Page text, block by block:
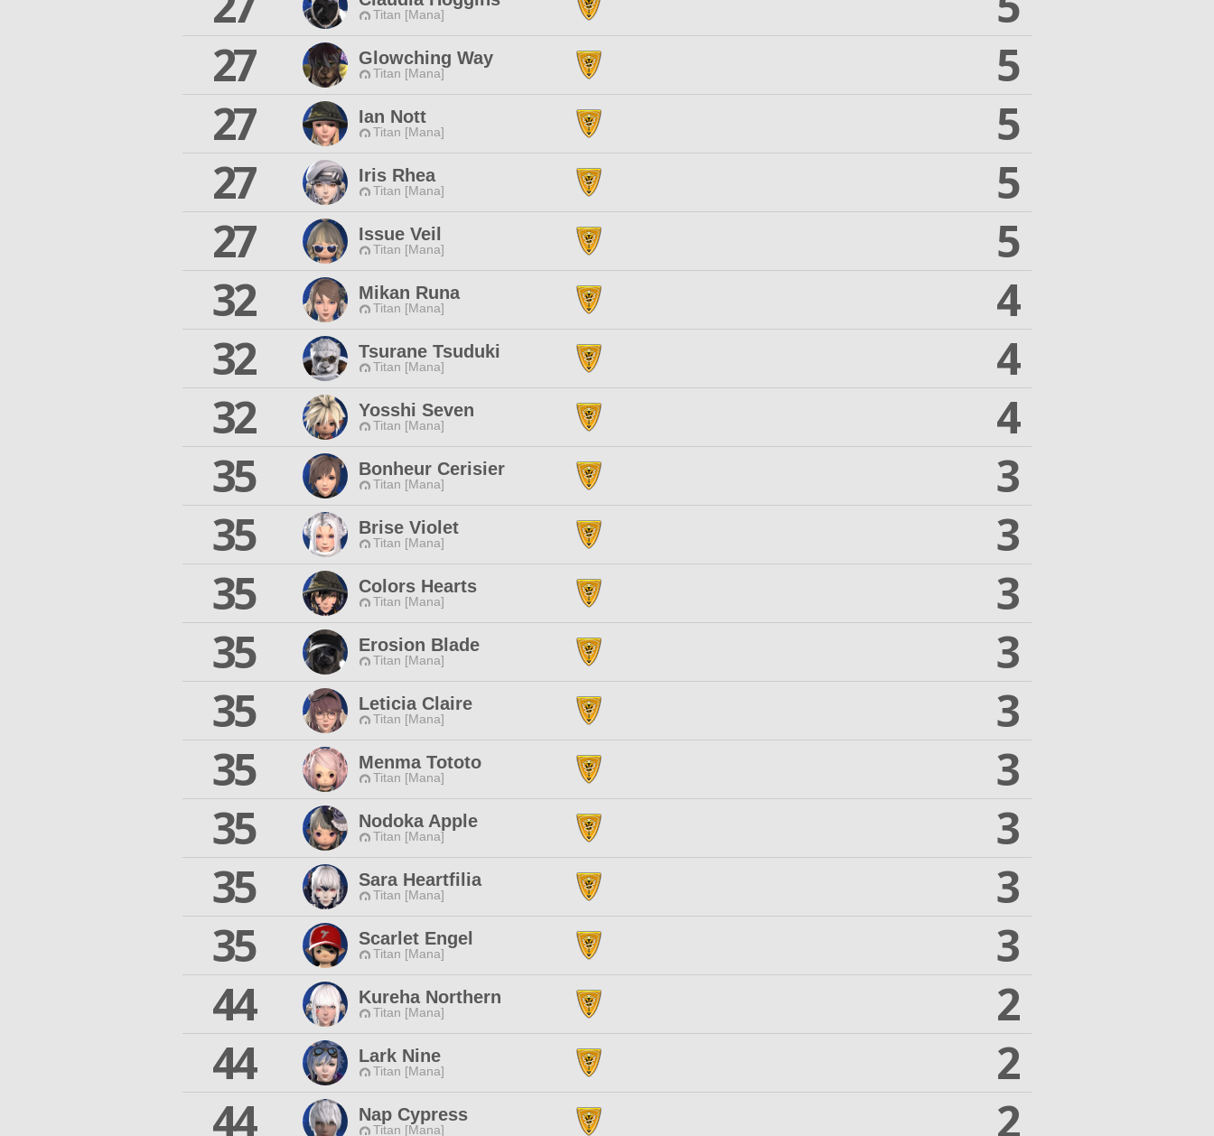
Titan [Mana]
27
Glowching Way
Titan [Mana]
5
27
Ian Nott
Titan [Mana]
5
27
Iris Rhea
Titan [Mana]
5
27
Issue Veil
Titan [Mana]
5
32
Mikan Runa
Titan [Mana]
4
32
Tsurane Tsuduki
Titan [Mana]
4
32
Yosshi Seven
Titan [Mana]
4
35
Bonheur Cerisier
Titan [Mana]
3
35
Brise Violet
Titan [Mana]
3
35
Colors Hearts
Titan [Mana]
3
35
Erosion Blade
Titan [Mana]
3
35
Leticia Claire
Titan [Mana]
3
35
Menma Tototo
Titan [Mana]
3
35
Nodoka Apple
Titan [Mana]
3
35
Sara Heartfilia
Titan [Mana]
3
35
Scarlet Engel
Titan [Mana]
3
44
Kureha Northern
Titan [Mana]
2
44
Lark Nine
Titan [Mana]
2
44
Nap Cypress
Titan [Mana] 2